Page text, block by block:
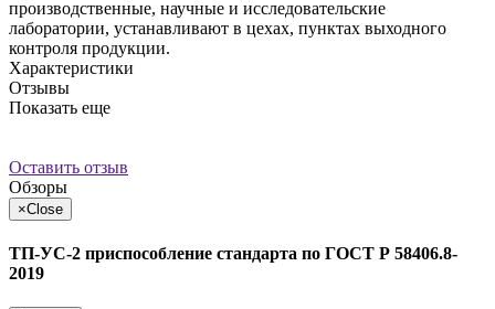
производственные, научные и исследовательские
лаборатории, устанавливают в цехах, пунктах выходного
контроля продукции.
Характеристики
Отзывы
Показать еще
Оставить отзыв
Обзоры
×Close
ТП-УС-2 приспособление стандарта по ГОСТ Р 58406.8-
2019